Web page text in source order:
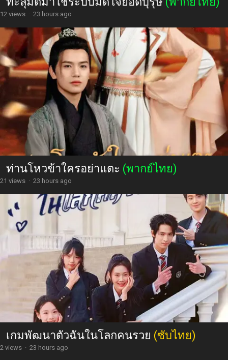
12 views · 23 hours ago
ท่านโหวข้าใครอย่าแตะ (พากย์ไทย)
21 views · 23 hours ago
เกมพัฒนาตัวฉันในโลกคนรวย (ซับไทย)
2 views · 23 hours ago